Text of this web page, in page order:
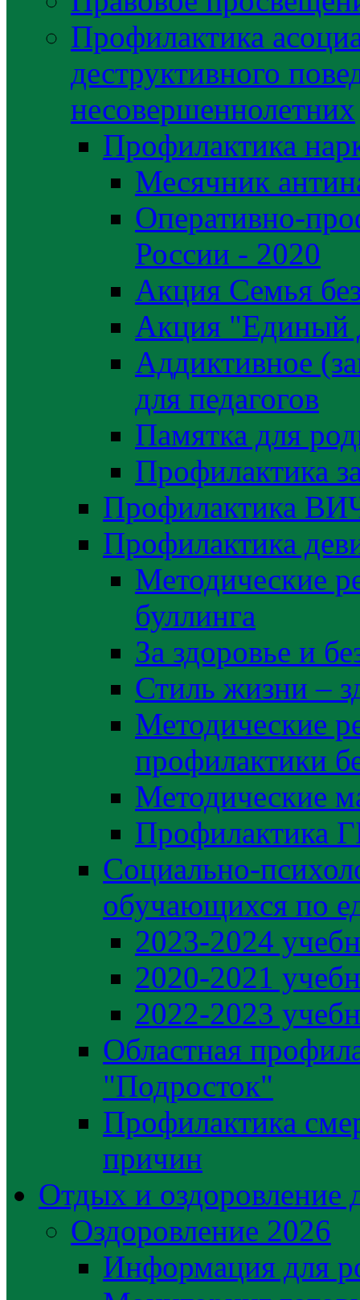
Профилактика
деструктивного
несовершеннолетних
Профилактика
Месячник
Оперативно-
России - 2020
Акция Семья
Акция "Единый
Аддиктивное
для педагогов
Памятка для
Профилактика
Профилактика
Профилактика
Методические
буллинга
За здоровье и
Стиль жизни –
Методические
профилактики
Методические
Социально-
обучающихся по
2023-2024
2020-2021
2022-2023
Областная
"Подросток"
Профилактика
причин
Отдых и оздоровление
Оздоровление 2026
Информация для